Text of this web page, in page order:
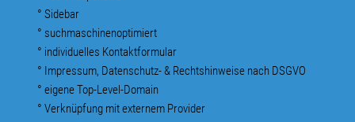
° Sidebar
° suchmaschinenoptimiert
° individuelles Kontaktformular
° Impressum, Datenschutz- & Rechtshinweise nach DSGVO
° eigene Top-Level-Domain
° Verknüpfung mit externem Provider